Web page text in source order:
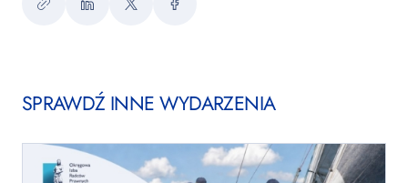
KopiujLinkedInTwitterFacebook
SPRAWDŹ INNE WYDARZENIA